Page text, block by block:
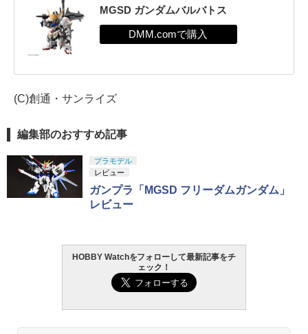
MGSD ガンダムバルバトス
(C)創通・サンライズ
編集部のおすすめ記事
プラモデル
レビュー
ガンプラ「MGSD フリーダムガンダム」
レビュー
HOBBY Watchをフォローして最新記事をチ
ェック！